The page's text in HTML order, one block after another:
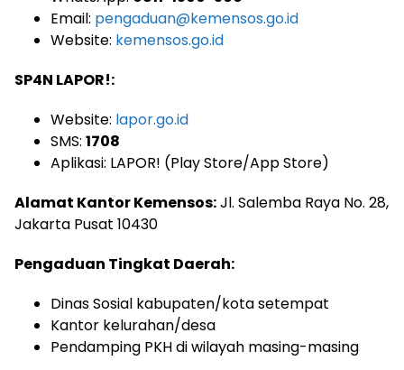
Email: pengaduan@kemensos.go.id
Website: kemensos.go.id
SP4N LAPOR!:
Website: lapor.go.id
SMS: 1708
Aplikasi: LAPOR! (Play Store/App Store)
Alamat Kantor Kemensos:Jl. Salemba Raya No. 28,
Jakarta Pusat 10430
Pengaduan Tingkat Daerah:
Dinas Sosial kabupaten/kota setempat
Kantor kelurahan/desa
Pendamping PKH di wilayah masing-masing